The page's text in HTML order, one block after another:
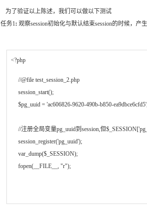
为了验证以上陈述，我们可以做以下测试
任务1: 观察session初始化与默认结束session的时候，产
<?php
//@file test_session_2.php
session_start();
$pg_uuid = 'ac606826-9620-490b-b850-
//注册全局变量pg_uuid到session,但
session_register('pg_uuid');
var_dump($_SESSION);
fopen(__FILE__, "r");